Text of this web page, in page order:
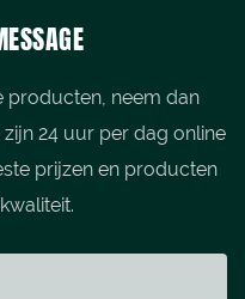
producten, neem dan
24 uur per dag online
prijzen en producten